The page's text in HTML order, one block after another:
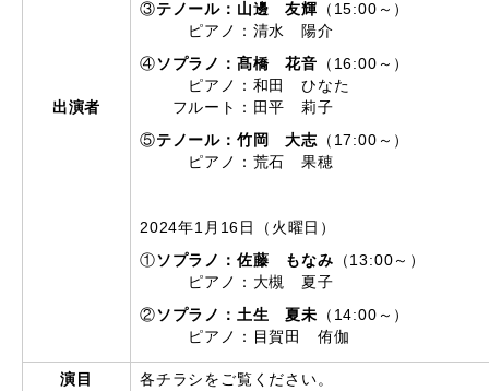
出演者
③テノール：山邊 友輝 （15:00～）
ピアノ：清水 陽介
④ソプラノ：髙橋 花音 （16:00～）
ピアノ：和田 ひなた
フルート：田平 莉子
⑤テノール：竹岡 大志（17:00～）
ピアノ：荒石 果穂
2024年1月16日（火曜日）
①ソプラノ：佐藤 もなみ （13:00～）
ピアノ：大槻 夏子
②ソプラノ：土生 夏未 （14:00～）
ピアノ：目賀田 侑伽
演目 各チラシをご覧ください。